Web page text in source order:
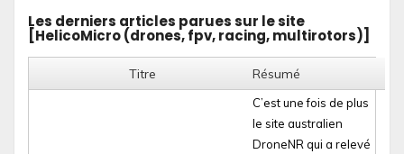
Les derniers articles parues sur le site
[HelicoMicro (drones, fpv, racing, multirotors)]
Titre Résumé
C’est une fois de plus
le site australien
DroneNR qui a relevé